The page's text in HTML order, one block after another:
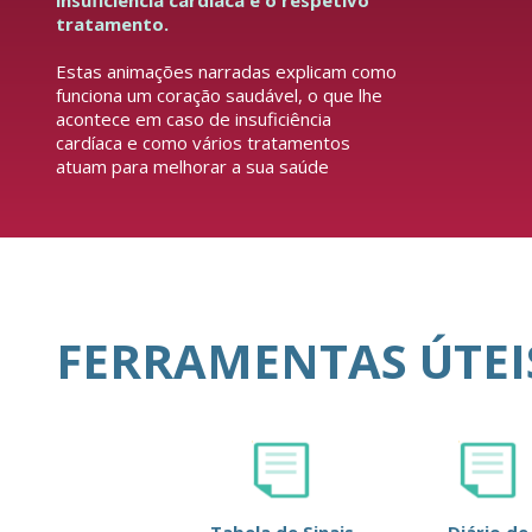
tratamento.
Estas animações narradas explicam como
funciona um coração saudável, o que lhe
acontece em caso de insuficiência
cardíaca e como vários tratamentos
atuam para melhorar a sua saúde
FERRAMENTAS